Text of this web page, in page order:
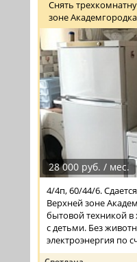
Снять
зоне Академгородка
28 000 руб. / мес.
4/4п, 60/44/6.
Верхней зоне
бытовой техникой
с детьми. Без
электроэнергия по